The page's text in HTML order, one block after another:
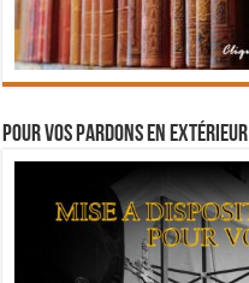
Pour vos pardons en extérieur